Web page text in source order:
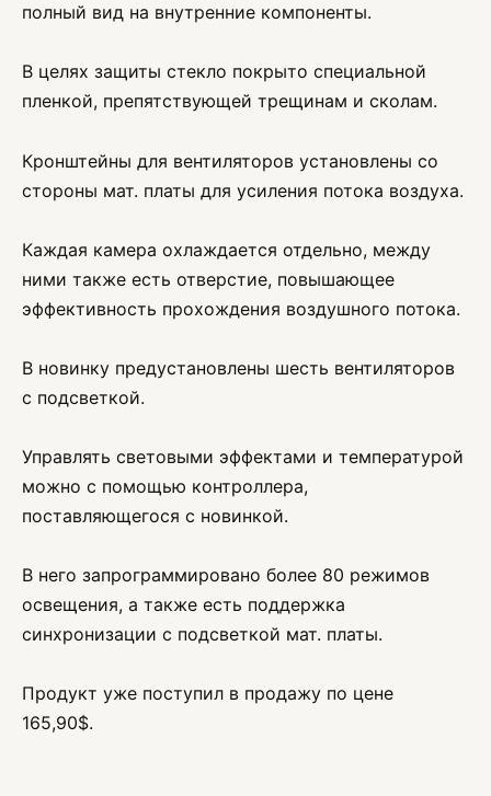
полный вид на внутренние компоненты.
В целях защиты стекло покрыто специальной
пленкой, препятствующей трещинам и сколам.
Кронштейны для вентиляторов установлены со
стороны мат. платы для усиления потока воздуха.
Каждая камера охлаждается отдельно, между
ними также есть отверстие, повышающее
эффективность прохождения воздушного потока.
В новинку предустановлены шесть вентиляторов
с подсветкой.
Управлять световыми эффектами и температурой
можно с помощью контроллера,
поставляющегося с новинкой.
В него запрограммировано более 80 режимов
освещения, а также есть поддержка
синхронизации с подсветкой мат. платы.
Продукт уже поступил в продажу по цене
165,90$.